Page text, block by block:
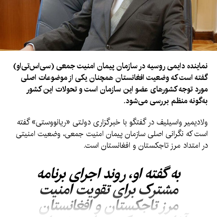
نماینده دایمی روسیه در سازمان پیمان امنیت جمعی (سی‌اس‌تی‌او)
گفته است که وضعیت افغانستان همچنان یکی از موضوعات اصلی
مورد توجه کشورهای عضو این سازمان است و تحولات این کشور
به‌گونه منظم بررسی می‌شود.
ولادیمیر واسیلیف در گفتگو با خبرگزاری دولتی «ریانووستی» گفته
است که نگرانی اصلی سازمان پیمان امنیت جمعی، وضعیت امنیتی
در امتداد مرز تاجکستان و افغانستان است.
به گفته او، روند اجرای برنامه
مشترک برای تقویت امنیت
مرز تاجکستان و افغانستان